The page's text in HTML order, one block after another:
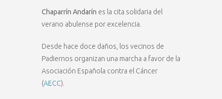
Chaparrín Andarín es la cita solidaria del
verano abulense por excelencia.
Desde hace doce daños, los vecinos de
Padiernos organizan una marcha a favor de la
Asociación Española contra el Cáncer
(AECC).